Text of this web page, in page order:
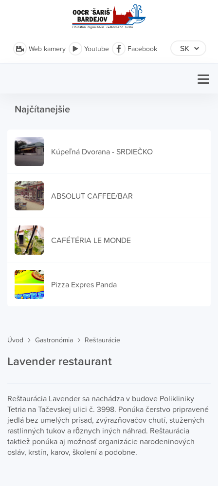
Web kamery Youtube Facebook
Najčítanejšie
Kúpeľná Dvorana - SRDIEČKO
ABSOLUT CAFFEE/BAR
CAFÉTÉRIA LE MONDE
Pizza Expres Panda
Úvod Gastronómia Reštaurácie
Lavender restaurant
Reštaurácia Lavender sa nachádza v budove Polikliniky
Tetria na Tačevskej ulici č. 3998. Ponúka čerstvo pripravené
jedlá bez umelých prísad, zvýrazňovačov chutí, stužených
rastlinných tukov a rôznych iných náhrad. Reštaurácia
taktiež ponúka aj možnosť organizácie narodeninových
osláv, krstín, karov, školení a podobne.